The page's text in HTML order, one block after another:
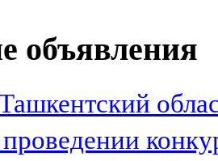
объявления
проведении